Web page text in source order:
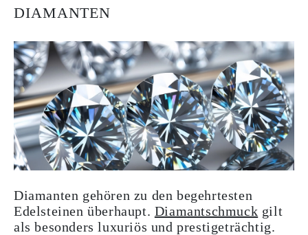
DIAMANTEN
Diamanten gehören zu den begehrtesten
Edelsteinen überhaupt. Diamantschmuck gilt
als besonders luxuriös und prestigeträchtig.